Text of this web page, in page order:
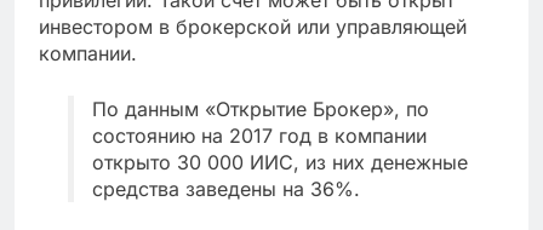
инвестором в брокерской или управляющей
компании.
По данным «Открытие Брокер», по
состоянию на 2017 год в компании
открыто 30 000 ИИС, из них денежные
средства заведены на 36%.